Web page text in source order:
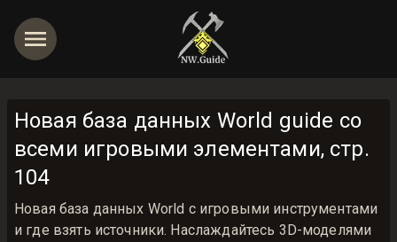
Новая база данных World guide со
всеми игровыми элементами, стр.
104
Новая база данных World с игровыми инструментами
и где взять источники. Наслаждайтесь 3D-моделями